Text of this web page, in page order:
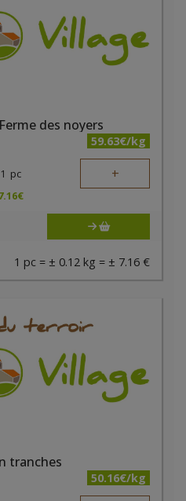
des noyers
59.63€/kg
1 pc +
€
1 pc = ± 0.12 kg = ± 7.16 €
tranches
50.16€/kg